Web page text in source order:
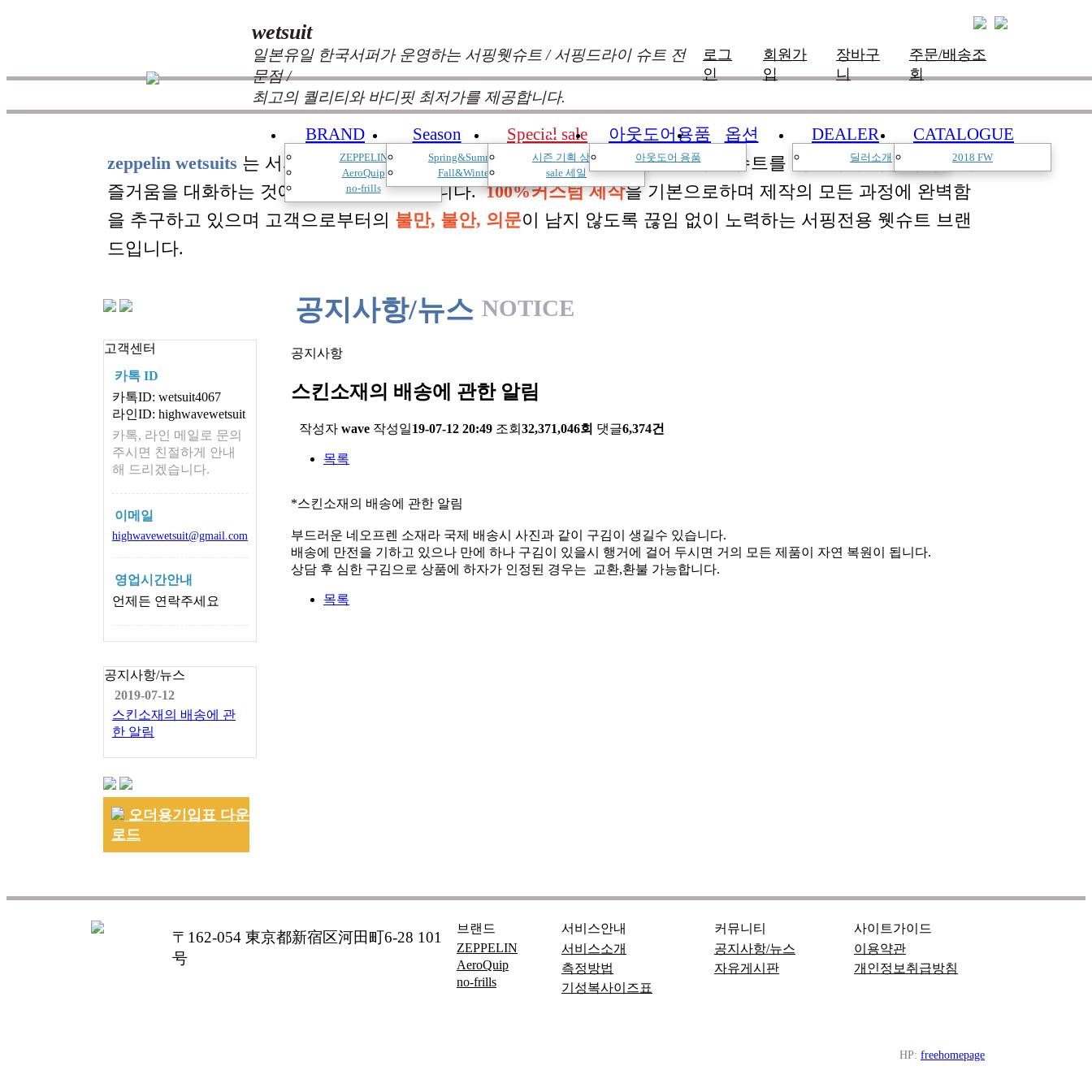
wetsuit
일본유일 한국서퍼가 운영하는 서핑웻슈트 / 서핑드라이 슈트 전
문점 /
최고의 퀄리티와 바디핏 최저가를 제공합니다.
로그
인
회원가
입
장바구
니
주문/배송조
회
+
BRAND
ZEPPELIN
AeroQuip
no-frills
+
Season
Spring&Summer
Fall&Winter
+
Special sale
시즌 기획 상품
sale 세일
+
아웃도어용품
아웃도어 용품
옵션
+
DEALER
딜러소개
+
CATALOGUE
2018 FW
zeppelin wetsuits 는 서퍼들의 느낌과 의견를 듣고 적극 반영하여 매시즌 진화한 슈트를 개발하여 서핑라이프의
즐거움을 대화하는 것에 목표를 두고 있습니다.100%커스텀 제작을 기본으로하며 제작의 모든 과정에 완벽함
을 추구하고 있으며 고객으로부터의 불만, 불안, 의문이 남지 않도록 끊임 없이 노력하는 서핑전용 웻슈트 브랜
드입니다.
고객센터
카톡 ID
카톡ID: wetsuit4067
라인ID: highwavewetsuit
카톡, 라인 메일로 문의
주시면 친절하게 안내
해 드리겠습니다.
이메일
highwavewetsuit@gmail.com
영업시간안내
언제든 연락주세요
공지사항/뉴스
2019-07-12
스킨소재의 배송에 관
한 알림
오더용기입표 다운
로드
공지사항/뉴스 NOTICE
공지사항
스킨소재의 배송에 관한 알림
작성자 wave 작성일19-07-12 20:49 조회 32,371,046회 댓글6,374건
목록
*스킨소재의 배송에 관한 알림
부드러운 네오프렌 소재라 국제 배송시 사진과 같이 구김이 생길수 있습니다.
배송에 만전을 기하고 있으나 만에 하나 구김이 있을시 행거에 걸어 두시면 거의 모든 제품이 자연 복원이 됩니다.
상담 후 심한 구김으로 상품에 하자가 인정된 경우는 교환,환불 가능합니다.
목록
〒162-054 東京都新宿区河田町6-28 101
号
브랜드
ZEPPELIN
AeroQuip
no-frills
서비스안내
서비스소개
측정방법
기성복사이즈표
커뮤니티
공지사항/뉴스
자유게시판
사이트가이드
이용약관
개인정보취급방침
HP: freehomepage